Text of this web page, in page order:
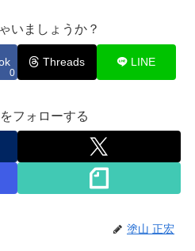
いましょうか？
0
Threads LINE
フォローする
塗山 正宏